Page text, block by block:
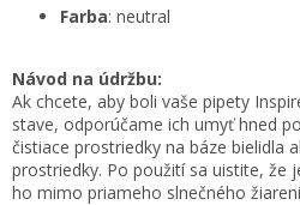
Farba: neutral
Návod na údržbu:
Ak chcete, aby boli vaše pipety
stave, odporúčame ich umyť hned
čistiace prostriedky na báze bielidla
prostriedky. Po použití sa uistite, že
ho mimo priameho slnečného